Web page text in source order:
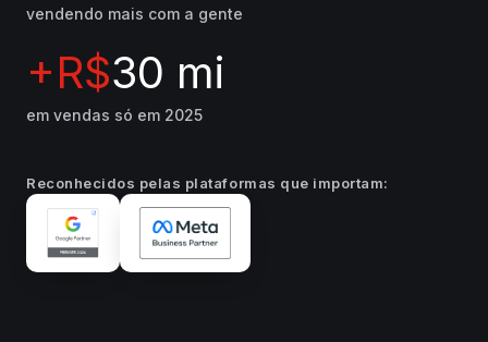
vendendo mais com a gente
+R$30 mi
em vendas só em 2025
Reconhecidos pelas plataformas que importam: